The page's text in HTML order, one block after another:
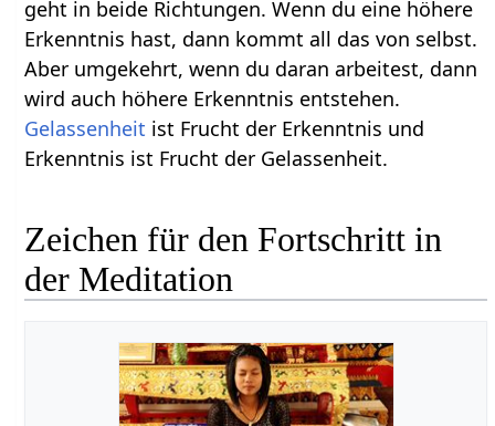
geht in beide Richtungen. Wenn du eine höhere
Erkenntnis hast, dann kommt all das von selbst.
Aber umgekehrt, wenn du daran arbeitest, dann
wird auch höhere Erkenntnis entstehen.
Gelassenheit ist Frucht der Erkenntnis und
Erkenntnis ist Frucht der Gelassenheit.
Zeichen für den Fortschritt in
der Meditation